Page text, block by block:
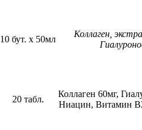
10 бут. х 50мл
Коллаген,
20 табл.
Коллаген 60мг,
Ниацин, Витамин